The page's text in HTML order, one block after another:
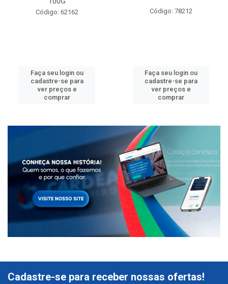
Código: 62162
Faça seu login ou
cadastre-se para
ver preços e
comprar
Código: 78212
Faça seu login ou
cadastre-se para
ver preços e
comprar
Cadastre-se para receber nossas ofertas!